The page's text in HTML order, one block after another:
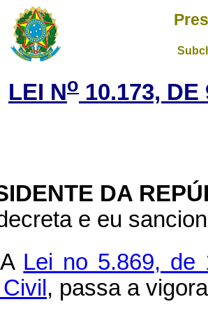
LEI No 10.173,
DA
e eu
A Lei no 5.869, de
, passa a